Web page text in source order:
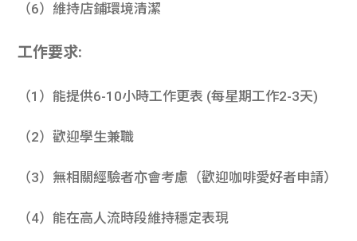
（6）維持店鋪環境清潔
工作要求:
（1）能提供6-10小時工作更表 (每星期工作2-3天)
（2）歡迎學生兼職
（3）無相關經驗者亦會考慮（歡迎咖啡愛好者申請）
（4）能在高人流時段維持穩定表現